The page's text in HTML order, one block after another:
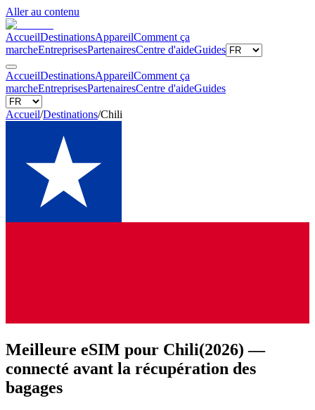
Aller au contenu
AccueilDestinationsAppareilComment ça
marcheEntreprisesPartenairesCentre d'aideGuides
AccueilDestinationsAppareilComment ça
marcheEntreprisesPartenairesCentre d'aideGuides
Accueil/Destinations/Chili
Meilleure eSIM pour Chili(2026) —
connecté avant la récupération des
bagages